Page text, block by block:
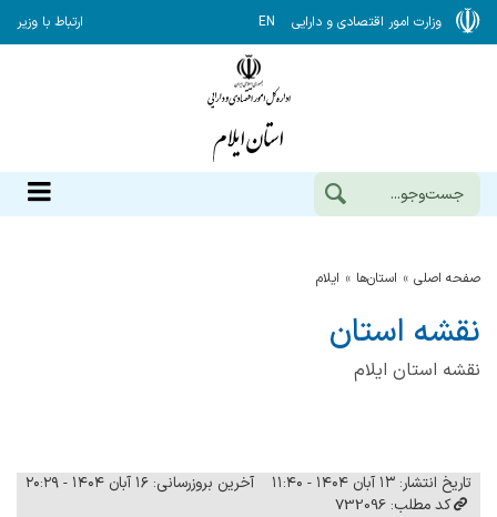
وزارت امور اقتصادی و دارایی EN ارتباط با وزیر
صفحه اصلی استان‌ها ایلام
نقشه استان
نقشه استان ایلام
تاریخ انتشار: ۱۳ آبان ۱۴۰۴ - ۱۱:۴۰
آخرین بروزرسانی: ۱۶ آبان ۱۴۰۴ - ۲۰:۲۹
کد مطلب: 732096